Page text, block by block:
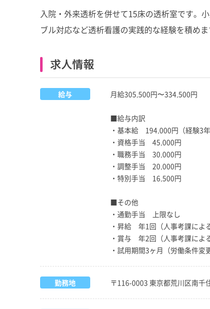
入院・外来透析を併せて15床の透析室です。
ブル対応など透析看護の実践的な経験を積めま
求人情報
給与 月給305,500円〜334,500円
■給与内訳
・基本給 194,000円（経験3
・資格手当 45,000円
・職務手当 30,000円
・調整手当 20,000円
・特別手当 16,500円
■その他
・通勤手当 上限なし
・昇給 年1回（人事考課による
・賞与 年2回（人事考課による
・試用期間3ヶ月（労働条件変
勤務地 〒116-0003 東京都荒川区南千